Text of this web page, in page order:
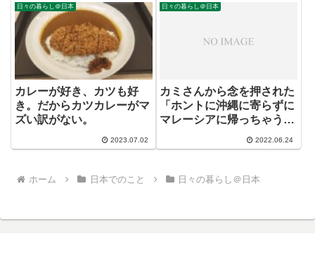
日々の暮らし＠日本
カレーが好き、カツも好
き。だからカツカレーがマ
ズい訳がない。
2023.07.02
日々の暮らし＠日本
カミさんから念を押された
「ホントに沖縄に寄らずに
マレーシアに帰っちゃう
2022.06.24
ホーム 日本でのこと 日々の暮らし＠日本